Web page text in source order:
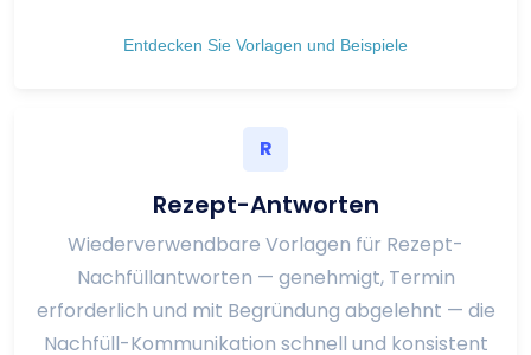
Entdecken Sie Vorlagen und Beispiele
R
Rezept-Antworten
Wiederverwendbare Vorlagen für Rezept-
Nachfüllantworten — genehmigt, Termin
erforderlich und mit Begründung abgelehnt — die
Nachfüll-Kommunikation schnell und konsistent